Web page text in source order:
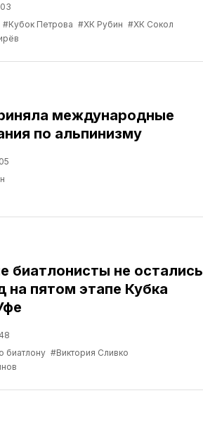
#Кубок Петрова #ХК Рубин #ХК Сокол
международные
по альпинизму
биатлонисты не остались
на пятом этапе Кубка
биатлону #Виктория Сливко